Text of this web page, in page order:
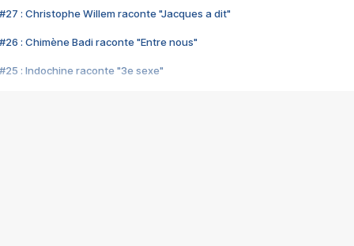
#27 : Christophe Willem raconte "Jacques a dit"
#26 : Chimène Badi raconte "Entre nous"
#25 : Indochine raconte "3e sexe"